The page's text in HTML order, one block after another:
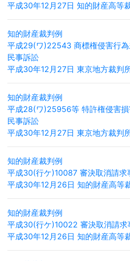
平成30年12月27日 知的財産高等
知的財産裁判例
平成29(ワ)22543 商標権侵害行
民事訴訟
平成30年12月27日 東京地方裁判
知的財産裁判例
平成28(ワ)25956等 特許権侵害
民事訴訟
平成30年12月27日 東京地方裁判
知的財産裁判例
平成30(行ケ)10087 審決取消請求
平成30年12月26日 知的財産高等
知的財産裁判例
平成30(行ケ)10022 審決取消請求
平成30年12月26日 知的財産高等